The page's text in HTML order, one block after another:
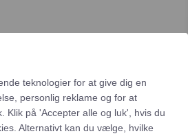
teknologier for at give dig en
personlig reklame og for at
Klik på 'Accepter alle og luk', hvis du
Alternativt kan du vælge, hvilke